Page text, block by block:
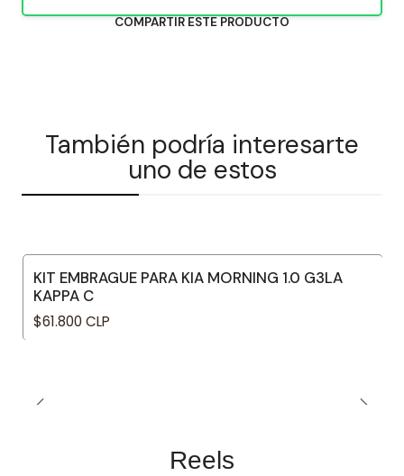
COMPARTIR ESTE PRODUCTO
También podría interesarte
uno de estos
KIT EMBRAGUE PARA KIA MORNING 1.0 G3LA
KAPPA C
$61.800 CLP
Reels